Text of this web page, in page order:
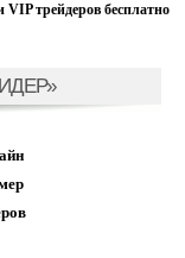
трейдеров бесплатно